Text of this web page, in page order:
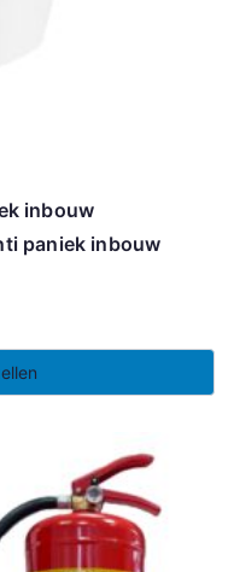
inbouw
paniek inbouw